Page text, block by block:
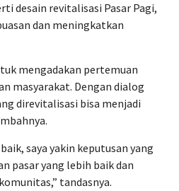
desain revitalisasi Pasar Pagi,
dan meningkatkan
mengadakan pertemuan
masyarakat. Dengan dialog
direvitalisasi bisa menjadi
saya yakin keputusan yang
pasar yang lebih baik dan
tandasnya.